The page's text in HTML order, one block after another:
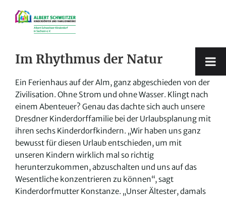
Inhalt
Im Rhythmus der Natur
Ein Ferienhaus auf der Alm, ganz abgeschieden von der
Zivilisation. Ohne Strom und ohne Wasser. Klingt nach
einem Abenteuer? Genau das dachte sich auch unsere
Dresdner Kinderdorffamilie bei der Urlaubsplanung mit
ihren sechs Kinderdorfkindern. „Wir haben uns ganz
bewusst für diesen Urlaub entschieden, um mit
unseren Kindern wirklich mal so richtig
herunterzukommen, abzuschalten und uns auf das
Wesentliche konzentrieren zu können“, sagt
Kinderdorfmutter Konstanze. „Unser Ältester, damals